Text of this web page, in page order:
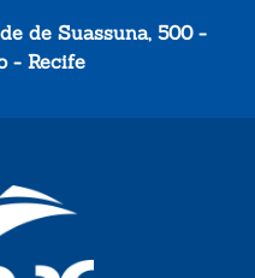
de Suassuna, 500 -
- Recife